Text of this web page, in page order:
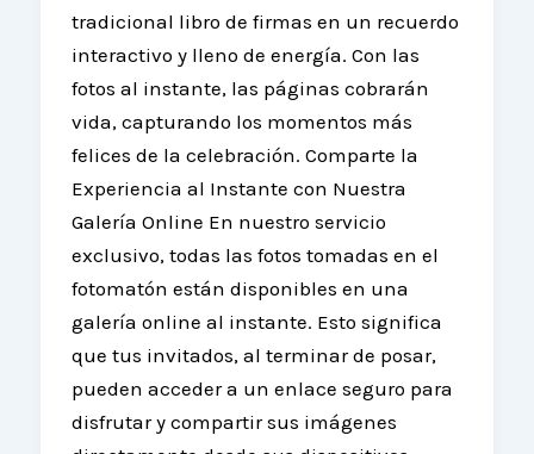
tradicional libro de firmas en un recuerdo
interactivo y lleno de energía. Con las
fotos al instante, las páginas cobrarán
vida, capturando los momentos más
felices de la celebración. Comparte la
Experiencia al Instante con Nuestra
Galería Online En nuestro servicio
exclusivo, todas las fotos tomadas en el
fotomatón están disponibles en una
galería online al instante. Esto significa
que tus invitados, al terminar de posar,
pueden acceder a un enlace seguro para
disfrutar y compartir sus imágenes